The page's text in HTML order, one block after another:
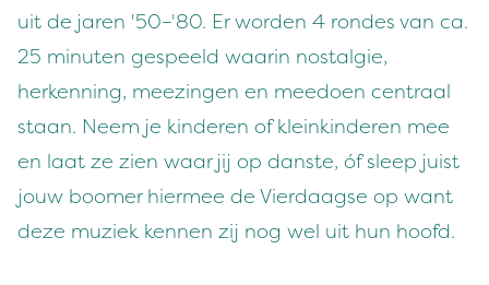
uit de jaren '50–'80. Er worden 4 rondes van ca.
25 minuten gespeeld waarin nostalgie,
herkenning, meezingen en meedoen centraal
staan. Neem je kinderen of kleinkinderen mee
en laat ze zien waar jij op danste, óf sleep juist
jouw boomer hiermee de Vierdaagse op want
deze muziek kennen zij nog wel uit hun hoofd.